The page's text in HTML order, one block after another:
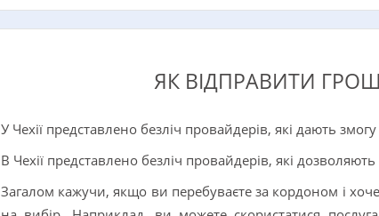
ЯК ВІДПРАВИТИ
У Чехії представлено безліч провайдерів, які дають
В Чехії представлено безліч провайдерів, які
Загалом кажучи, якщо ви перебуваєте за кордоном і